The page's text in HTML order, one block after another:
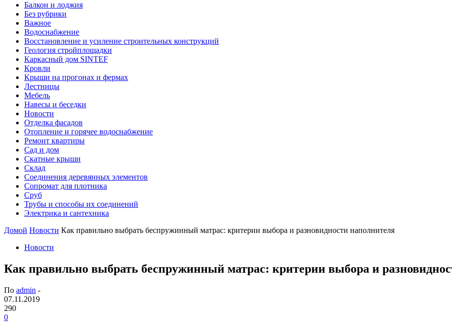
Балкон и лоджия
Без рубрики
Важное
Водоснабжение
Восстановление и усиление строительных конструкций
Геология стройплощадки
Каркасный дом SINTEF
Кровли
Крыши на прогонах и фермах
Лестницы
Мебель
Навесы и беседки
Новости
Отделка фасадов
Отопление и горячее водоснабжение
Ремонт квартиры
Сад и дом
Скатные крыши
Склад
Соединения деревянных элементов
Сопромат для плотника
Сруб
Трубы и способы их соединений
Электрика и сантехника
Домой Новости Как правильно выбрать беспружинный матрас: критерии выбора и разновидности наполнителя
Новости
Как правильно выбрать беспружинный матрас: критерии выбора и
По admin -
07.11.2019
290
0